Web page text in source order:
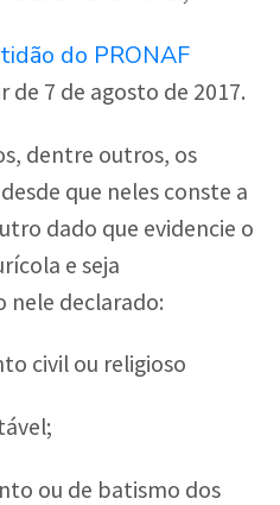
do PRONAF
7 de agosto de 2017.
dentre outros, os
que neles conste a
dado que evidencie o
e seja
declarado:
civil ou religioso
ou de batismo dos